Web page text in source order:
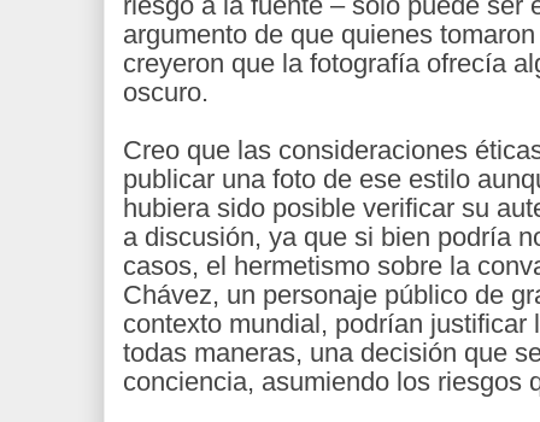
argumento de que quienes
creyeron que la fotografía ofrecía
oscuro.
Creo que las consideraciones
publicar una foto de ese estilo
hubiera sido posible verificar su
a discusión, ya que si bien podría
casos, el hermetismo sobre la
Chávez, un personaje público de
contexto mundial, podrían justificar
todas maneras, una decisión que
conciencia, asumiendo los riesgos